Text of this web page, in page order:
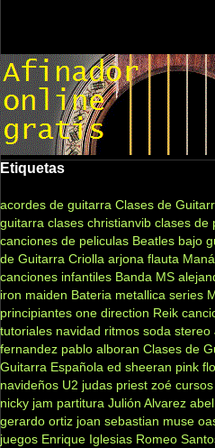
Etiquetas
acordes de guitarra Clases de
guitarra clases christianvib clases de
canciones de peliculas Beatles bajo
de Guitarra Criolla arjona flauta Maná
canciones infantiles Banda MS
iron maiden Bateria metallica series
principiantes one direction Reik
tutoriales navidad ritmos soda stereo
fernandez pablo alboran Clases de
Guitarra Española ed sheeran pink
navideños U2 judas priest zoé
nicky jam partitura Julión Alvarez
gerardo ortiz joan sebastian muse
juegos Enrique Iglesias Romeo